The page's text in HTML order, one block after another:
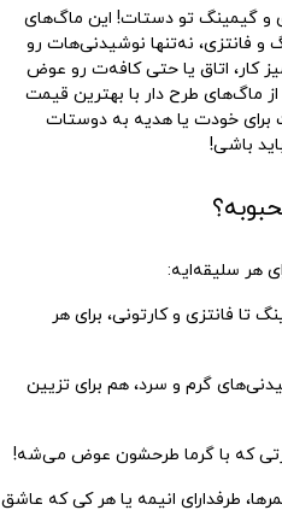
و گیمینگ تو دستات! این ماگ‌های
فانتزی، نه‌تنها نوشیدنی‌هات رو
کار، اتاق یا حتی کافه‌ت رو عوض
ماگ‌های طرح دار با بهترین قیمت
برای خودت یا هدیه به دوستات
باشی!
هر سلیقه‌ایه:
تا فانتزی و کارتونی، برای هر
گرم و سرد، هم برای تزیین
که با گرما طرحشون عوض می‌شه!
طرفدارای انیمه یا هر کی که عاشق